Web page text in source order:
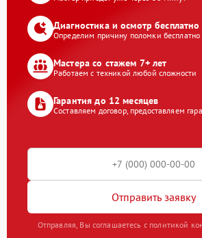
Диагностика и осмотр бесплатно
Определим причину поломки бесплатно
Мастера со стажем 7+ лет
Работаем с техникой любой сложности
Гарантия до 12 месяцев
Составляем договор, предоставляем
Отправить заявку
Отправляя, Вы соглашаетесь с политикой